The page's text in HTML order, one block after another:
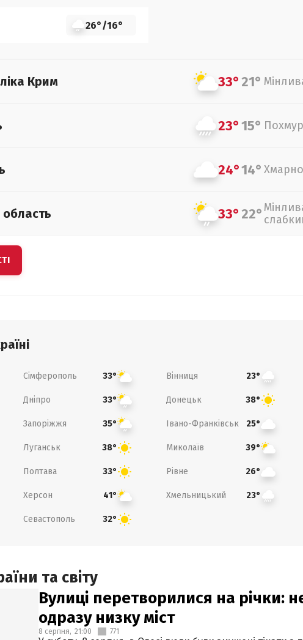
26°/16°
Крим 33°21°
23°15°
24°14° Хмарно
область 33°22°
Сімферополь 33° Вінниця 23°
Дніпро 33° Донецьк 38°
Запоріжжя 35° Івано-Франківськ 25°
Луганськ 38° Миколаїв 39°
Полтава 33° Рівне 26°
Херсон 41° Хмельницький 23°
Севастополь 32°
та світу
Вулиці перетворилися на річки:
одразу низку міст
8 серпня, 21:00 771